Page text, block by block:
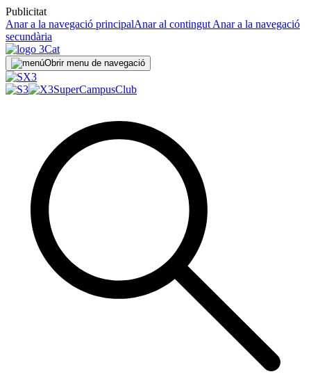
Publicitat
Anar a la navegació principalAnar al contingut Anar a la navegació
secundària
Obrir menu de navegació
SuperCampusClub